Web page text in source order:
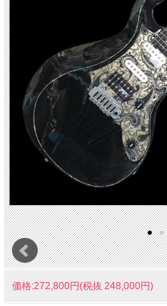
価格:272,800円(税抜 248,000円)